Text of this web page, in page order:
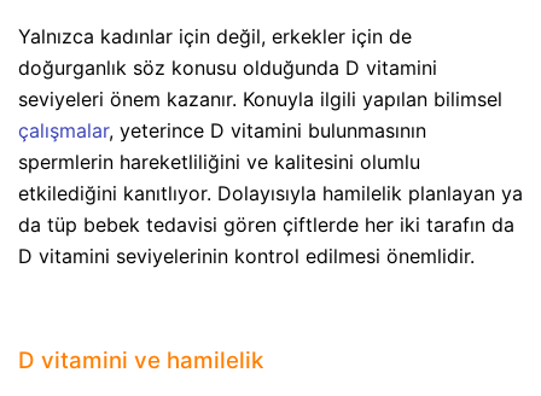
Yalnızca kadınlar için değil, erkekler için de
doğurganlık söz konusu olduğunda D vitamini
seviyeleri önem kazanır. Konuyla ilgili yapılan bilimsel
çalışmalar, yeterince D vitamini bulunmasının
spermlerin hareketliliğini ve kalitesini olumlu
etkilediğini kanıtlıyor. Dolayısıyla hamilelik planlayan ya
da tüp bebek tedavisi gören çiftlerde her iki tarafın da
D vitamini seviyelerinin kontrol edilmesi önemlidir.
D vitamini ve hamilelik